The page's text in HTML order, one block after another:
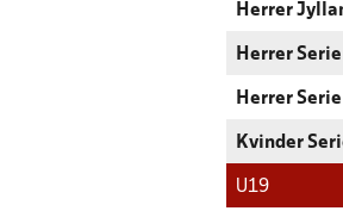
Herrer
Herrer
Herrer
Kvinder
U19